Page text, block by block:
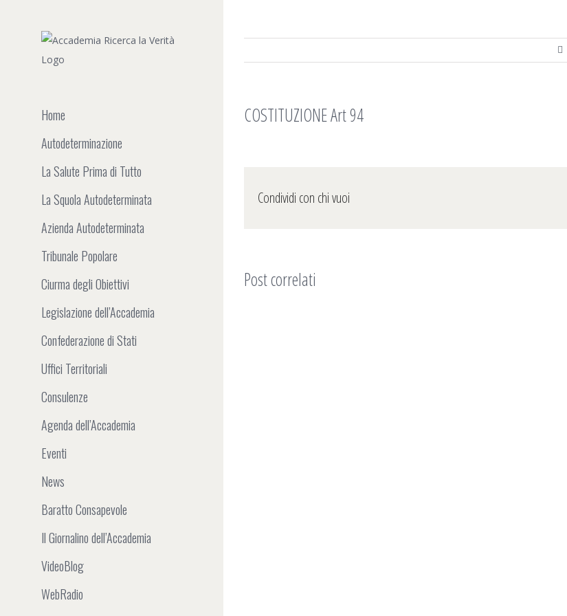
Home
Autodeterminazione
La Salute Prima di Tutto
La Squola Autodeterminata
Azienda Autodeterminata
Tribunale Popolare
Ciurma degli Obiettivi
Legislazione dell’Accademia
Confederazione di Stati
Uffici Territoriali
Consulenze
Agenda dell’Accademia
Eventi
News
Baratto Consapevole
Il Giornalino dell’Accademia
VideoBlog
WebRadio
COSTITUZIONE Art 94
Condividi con chi vuoi
Post correlati